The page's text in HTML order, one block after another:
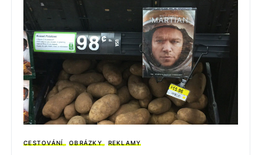
CESTOVÁNÍ OBRÁZKY REKLAMY